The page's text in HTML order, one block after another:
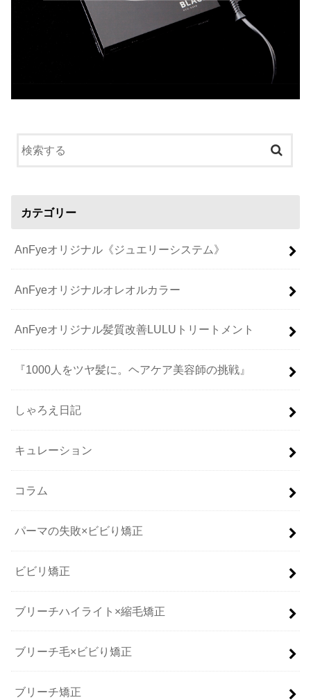
カテゴリー
AnFyeオリジナル《ジュエリーシステム》
AnFyeオリジナルオレオルカラー
AnFyeオリジナル髪質改善LULUトリートメント
『1000人をツヤ髪に。ヘアケア美容師の挑戦』
しゃろえ日記
キュレーション
コラム
パーマの失敗×ビビり矯正
ビビリ矯正
ブリーチハイライト×縮毛矯正
ブリーチ毛×ビビり矯正
ブリーチ矯正